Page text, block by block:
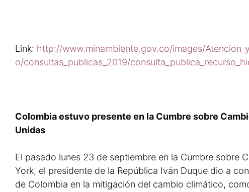
Link: http://www.minambiente.gov.co/images/
o/consultas_publicas_2019/
Colombia estuvo presente en la Cumbre sobre
Unidas
El pasado lunes 23 de septiembre en la Cumbre sobre
York, el presidente de la República Iván Duque dio a
de Colombia en la mitigación del cambio climático,